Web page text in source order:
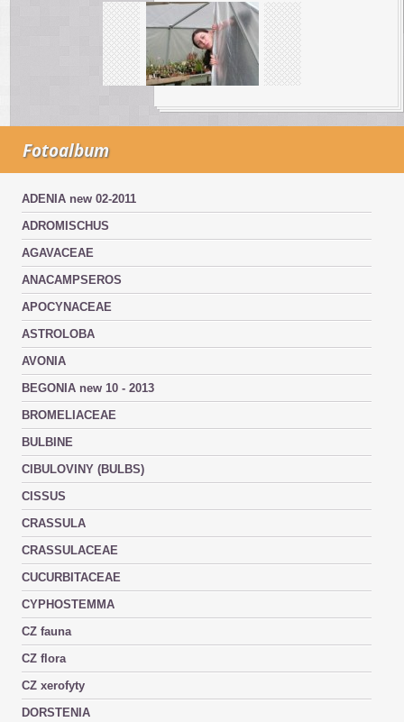
Fotoalbum
ADENIA new 02-2011
ADROMISCHUS
AGAVACEAE
ANACAMPSEROS
APOCYNACEAE
ASTROLOBA
AVONIA
BEGONIA new 10 - 2013
BROMELIACEAE
BULBINE
CIBULOVINY (BULBS)
CISSUS
CRASSULA
CRASSULACEAE
CUCURBITACEAE
CYPHOSTEMMA
CZ fauna
CZ flora
CZ xerofyty
DORSTENIA